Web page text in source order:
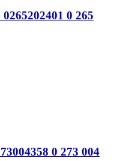
0 265
0 273 004